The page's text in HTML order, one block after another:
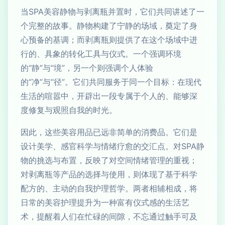
当SPA美容静物与剥离瓶并置时，它们共同讲述了一
个完整的故事。静物构建了宁静的场域，奠定了身
心预备的基调；而剥离瓶则提供了在这个场域中进
行的、具象的转化工具与仪式。一个强调环境
的“静”与“境”，另一个则强调个人体验
的“净”与“径”。它们共同服务于同一个目标：在现代
生活的喧嚣中，开辟出一段专属于个人的、能够深
度修复与观照自我的时光。
因此，这些美容用品已远非简单的消费品。它们是
设计美学、感官科学与情绪疗愈的交汇点。对SPA静
物的挑选与布置，反映了对空间情绪管理的重视；
对剥离瓶等产品的选择与使用，则体现了基于科学
配方的、主动的自我护理哲学。两者相辅相成，将
日常的美容护理提升为一种富有仪式感的生活艺
术，提醒着人们在忙碌的间隙，不忘通过触手可及